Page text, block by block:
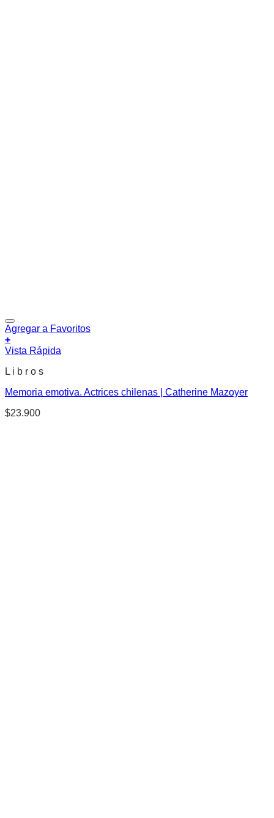
Agregar a Favoritos
+
Vista Rápida
L i b r o s
Memoria emotiva. Actrices chilenas | Catherine Mazoyer
$23.900